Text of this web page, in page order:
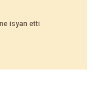
isyan etti